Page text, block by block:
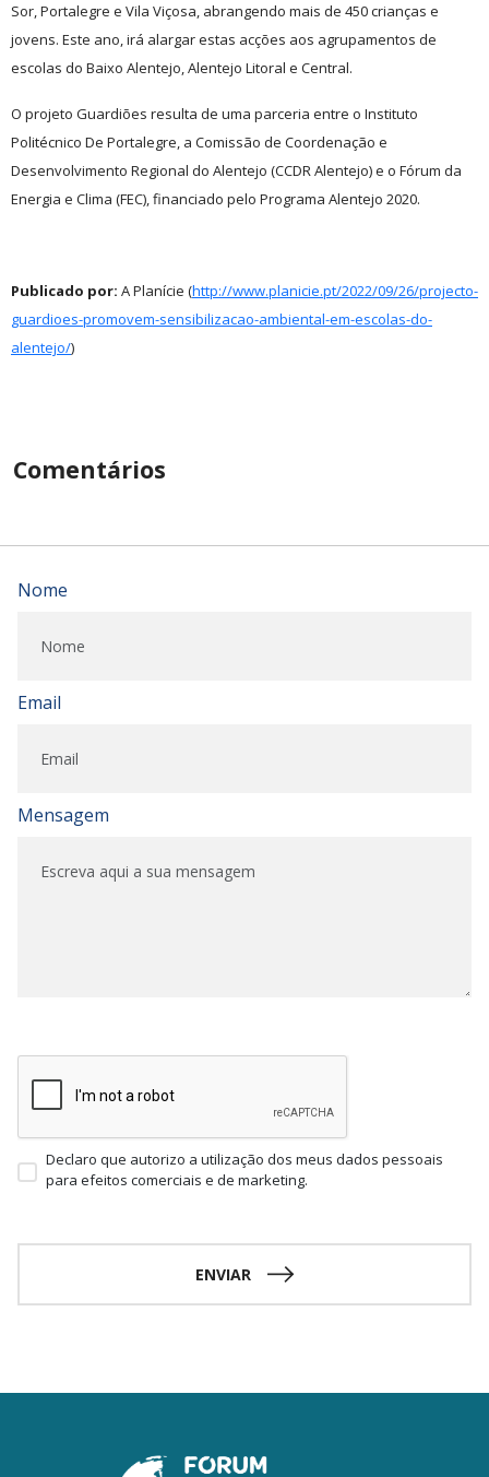
Sor, Portalegre e Vila Viçosa, abrangendo mais de 450 crianças e
jovens. Este ano, irá alargar estas acções aos agrupamentos de
escolas do Baixo Alentejo, Alentejo Litoral e Central.
O projeto Guardiões resulta de uma parceria entre o Instituto
Politécnico De Portalegre, a Comissão de Coordenação e
Desenvolvimento Regional do Alentejo (CCDR Alentejo) e o Fórum da
Energia e Clima (FEC), financiado pelo Programa Alentejo 2020.
Publicado por: A Planície (http://www.planicie.pt/2022/09/26/projecto-
guardioes-promovem-sensibilizacao-ambiental-em-escolas-do-
alentejo/)
Comentários
Nome
Email
Mensagem
Declaro que autorizo a utilização dos meus dados pessoais
para efeitos comerciais e de marketing.
ENVIAR